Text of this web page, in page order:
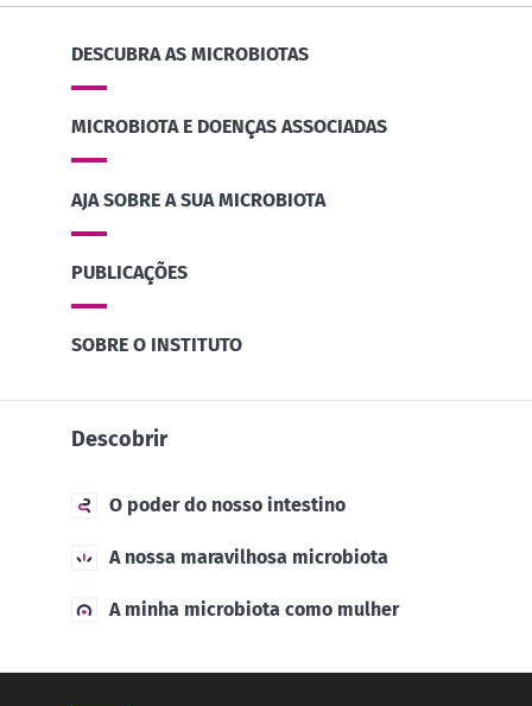
DESCUBRA AS MICROBIOTAS
MICROBIOTA E DOENÇAS ASSOCIADAS
AJA SOBRE A SUA MICROBIOTA
PUBLICAÇÕES
SOBRE O INSTITUTO
Descobrir
O poder do nosso intestino
A nossa maravilhosa microbiota
A minha microbiota como mulher